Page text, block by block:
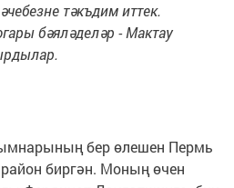
тәкъдим иттек.
бәяләделәр - Мактау
бер өлешен Пермь
биргән. Моның өчен